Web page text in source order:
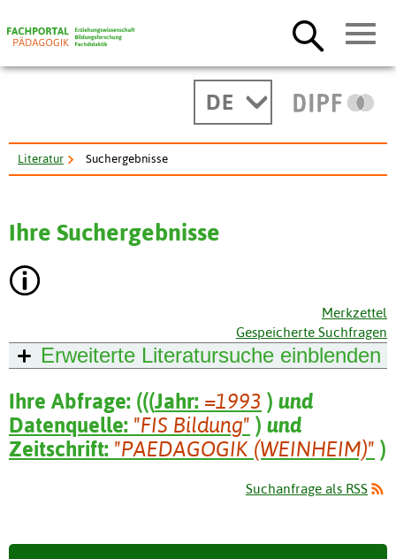
DE
Literatur Suchergebnisse
Ihre Suchergebnisse
Merkzettel
Gespeicherte Suchfragen
Erweiterte Literatursuche einblenden
Ihre Abfrage: (((Jahr: =1993 ) und
Datenquelle: "FIS Bildung" ) und
Zeitschrift: "PAEDAGOGIK (WEINHEIM)" )
Suchanfrage als RSS